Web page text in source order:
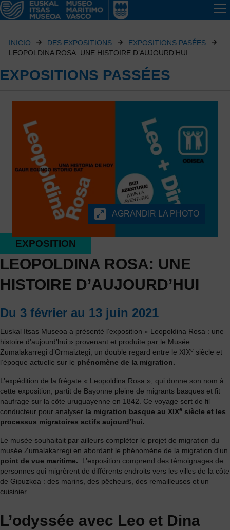
INICIO DES EXPOSITIONS
EXPOSITIONS PASÉES
LEOPOLDINA ROSA: UNE HISTOIRE D’AUJOURD’HUI
EXPOSITIONS PASSÉES
EXPOSITION
LEOPOLDINA ROSA: UNE
HISTOIRE D’AUJOURD’HUI
Du 3 février au 13 juin 2021
Euskal Itsas Museoa a présenté l’exposition « Leopoldina Rosa : une
histoire d’aujourd’hui » provenant et produite par le Musée
Zumalakarregi d’Ormaiztegi, un double regard entre le XIXe siècle et
l’époque actuelle sur le phénomène de la migration.
L’expédition de la frégate « Leopoldina Rosa », qui donne son nom à
cette exposition, partit de Bayonne pleine de migrants basques et fit
naufrage sur la côte uruguayenne en 1842. Ce voyage sert de fil
conducteur pour analyser la migration basque au XIXe siècle et les
processus migratoires actifs aujourd’hui.
Le musée souhaitait par ailleurs compléter le projet de migration du
musée Zumalakarregi en abordant le phénomène de la migration d'un
point de vue maritime. L’exposition comprend des témoignages de
personnes qui migrèrent de différents endroits vers les villes de la côte
de Gipuzkoa : des marins, des pêcheurs, des remailleuses et un
cuisinier.
L’odyssée avec Leo et Dina
AGRANDIR LA PHOTO